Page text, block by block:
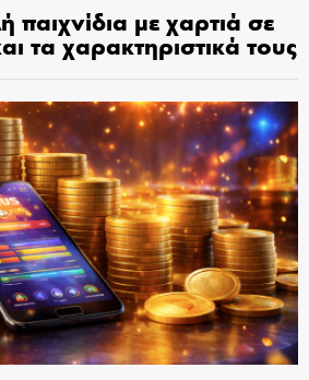
παιχνίδια με χαρτιά σε
τα χαρακτηριστικά τους